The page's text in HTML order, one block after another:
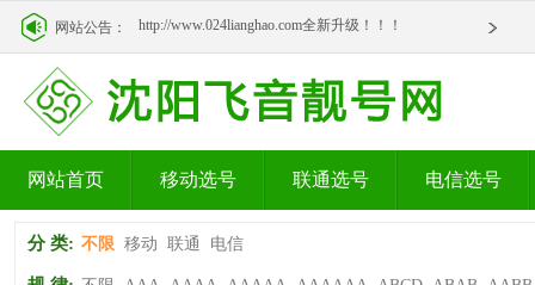
网站公告： http://www.024lianghao.com全新升级！！！
网站首页 移动选号 联通选号 电信选号
分 类: 不限 移动 联通 电信